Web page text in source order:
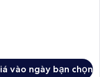
vào ngày bạn chọn